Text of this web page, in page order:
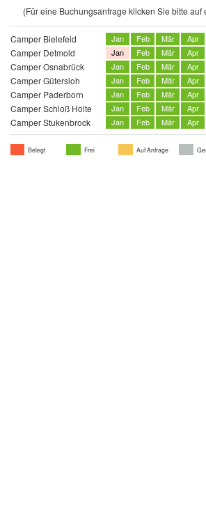
(Für eine Buchungsanfrage klicken Sie bitte auf
Camper Bielefeld Jan Feb Mär Apr
Camper Detmold Jan Feb Mär Apr
Camper Osnabrück Jan Feb Mär Apr
Camper Gütersloh Jan Feb Mär Apr
Camper Paderborn Jan Feb Mär Apr
Camper Schloß Holte Jan Feb Mär Apr
Camper Stukenbrock Jan Feb Mär Apr
Belegt Frei Auf Anfrage